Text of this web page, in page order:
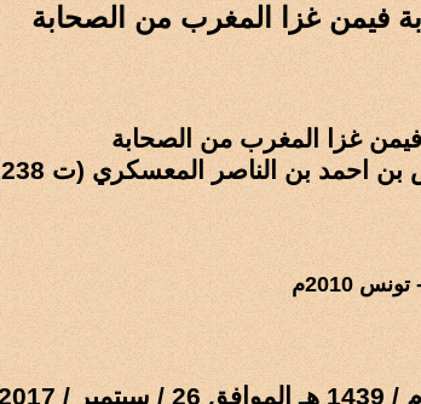
فيمن غزا المغرب من الصحابة
فيمن غزا المغرب من الصحابة
احمد بن الناصر المعسكري (ت 1238 هـ)
2010م